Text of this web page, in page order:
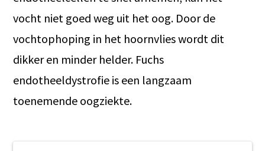
vocht niet goed weg uit het oog. Door de
vochtophoping in het hoornvlies wordt dit
dikker en minder helder. Fuchs
endotheeldystrofie is een langzaam
toenemende oogziekte.